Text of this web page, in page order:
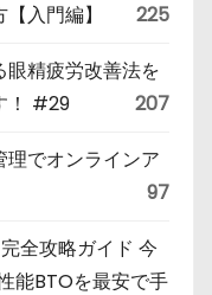
入門編】 225
眼精疲労改善法を
！ #29
207
でオンラインア
97
全攻略ガイド 今
能BTOを最安で手